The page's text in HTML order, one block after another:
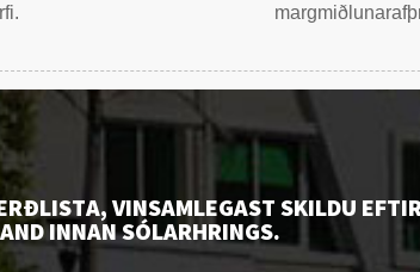
VINSAMLEGAST SKILDU
INNAN SÓLARHRINGS.